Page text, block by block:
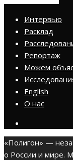
Интервью
Расклад
Репортаж
Можем
English
О нас
«Полигон» —
о России и мире.